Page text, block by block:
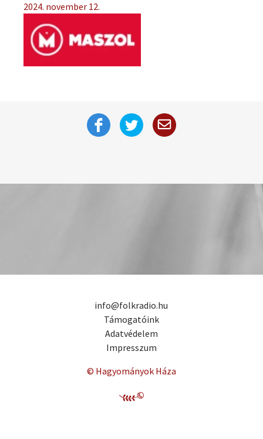
2024. november 12.
info@folkradio.hu
Támogatóink
Adatvédelem
Impresszum
© Hagyományok Háza